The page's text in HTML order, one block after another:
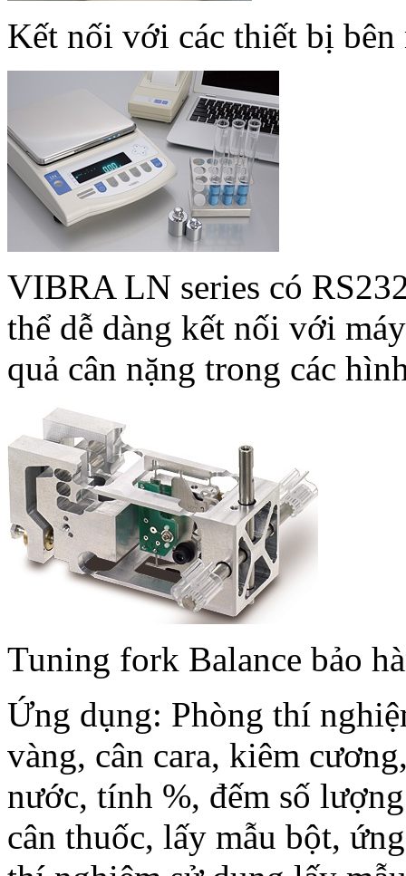
Kết nối với các thiết bị bên
VIBRA LN series có
thể dễ dàng kết nối với
quả cân nặng trong các
Tuning fork Balance bảo
Ứng dụng: Phòng thí
vàng, cân cara, kiêm
nước, tính %, đếm số
cân thuốc, lấy mẫu bột,